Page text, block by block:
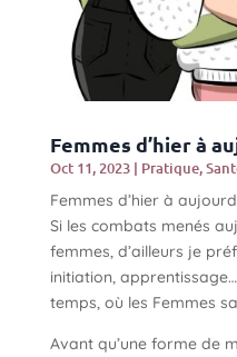
Femmes d’hier à
Oct 11, 2023| Pratique,
Femmes d’hier à
Si les combats menés
femmes, d’ailleurs je
initiation,
temps, où les Femmes
Avant qu’une forme de